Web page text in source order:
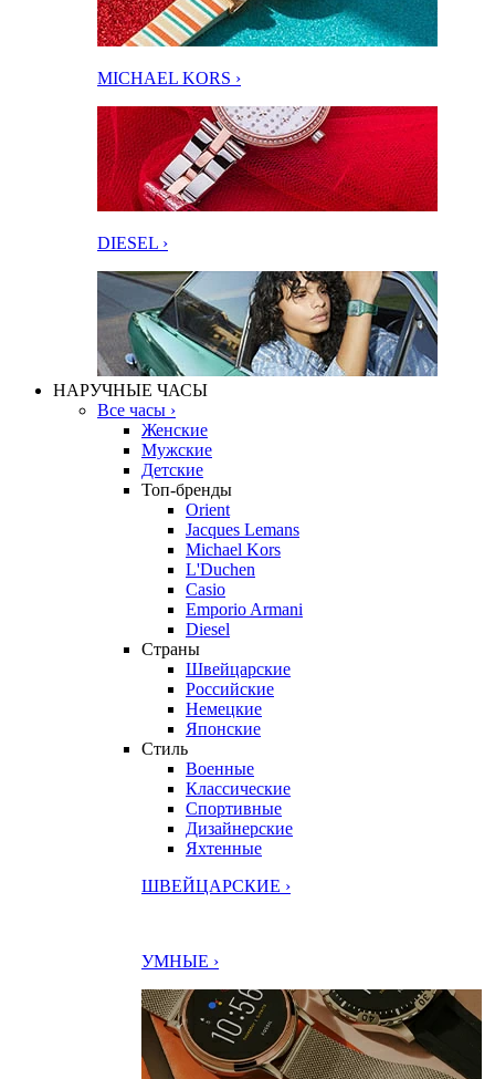
MICHAEL KORS ›
DIESEL ›
НАРУЧНЫЕ ЧАСЫ
Все часы ›
Женские
Мужские
Детские
Топ-бренды
Orient
Jacques Lemans
Michael Kors
L'Duchen
Casio
Emporio Armani
Diesel
Страны
Швейцарские
Российские
Немецкие
Японские
Стиль
Военные
Классические
Спортивные
Дизайнерские
Яхтенные
ШВЕЙЦАРСКИЕ ›
УМНЫЕ ›